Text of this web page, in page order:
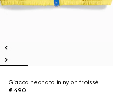
Giacca neonato in nylon froissé
€ 490